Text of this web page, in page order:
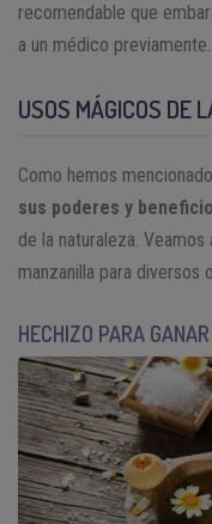
recomendable que
a un médico previamente.
USOS MÁGICOS DE
Como hemos
sus poderes y
de la naturaleza.
manzanilla para diversos
HECHIZO PARA